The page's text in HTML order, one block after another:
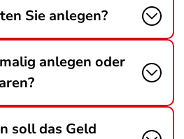
Sie anlegen?
anlegen oder
soll das Geld